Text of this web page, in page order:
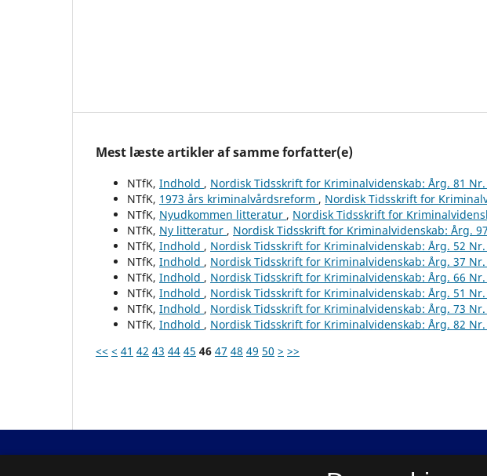
Mest læste artikler af samme forfatter(e)
NTfK, Indhold , Nordisk Tidsskrift for Kriminalvidenskab: Årg. 81 Nr.
NTfK, 1973 års kriminalvårdsreform , Nordisk Tidsskrift for
NTfK, Nyudkommen litteratur , Nordisk Tidsskrift for
NTfK, Ny litteratur , Nordisk Tidsskrift for Kriminalvidenskab: Årg.
NTfK, Indhold , Nordisk Tidsskrift for Kriminalvidenskab: Årg. 52
NTfK, Indhold , Nordisk Tidsskrift for Kriminalvidenskab: Årg. 37 Nr.
NTfK, Indhold , Nordisk Tidsskrift for Kriminalvidenskab: Årg. 66
NTfK, Indhold , Nordisk Tidsskrift for Kriminalvidenskab: Årg. 51
NTfK, Indhold , Nordisk Tidsskrift for Kriminalvidenskab: Årg. 73 Nr.
NTfK, Indhold , Nordisk Tidsskrift for Kriminalvidenskab: Årg. 82 Nr.
<< < 41 42 43 44 45 46 47 48 49 50 > >>
Nordisk Tidsskrift for Kriminalvidenskab